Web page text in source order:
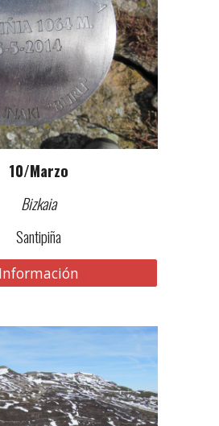
10/Marzo
Bizkaia
Santipiña
Información